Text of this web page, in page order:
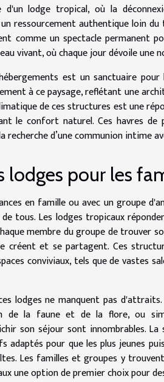
d'un lodge tropical, où la
ressourcement authentique loin
comme un spectacle permanent
vivant, où chaque jour dévoile une
est un sanctuaire
à ce paysage, reflétant une
de ces structures est une
le confort naturel. Ces havres de
d’une communion intime
lodges pour les
en famille ou avec un groupe
tous. Les lodges tropicaux
membre du groupe de trouver
créent et se partagent. Ces
conviviaux, tels que de vastes
lodges ne manquent pas
de la faune et de la flore, ou
son séjour sont innombrables.
adaptés pour que les plus jeunes
Les familles et groupes y
une option de premier choix pour